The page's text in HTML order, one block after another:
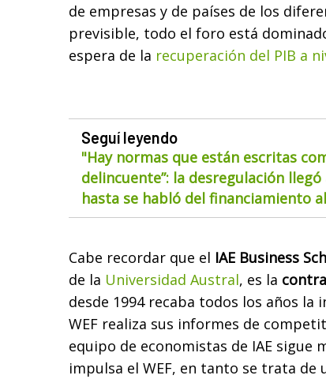
de empresas y de países de los
previsible, todo el foro está
espera de la recuperación del PIB a
Seguí leyendo
"Hay normas que están escritas
delincuente”: la desregulación
hasta se habló del financiamiento al
Cabe recordar que el IAE Business
de la Universidad Austral, es la
desde 1994 recaba todos los años la
WEF realiza sus informes de
equipo de economistas de IAE sigue
impulsa el WEF, en tanto se trata de